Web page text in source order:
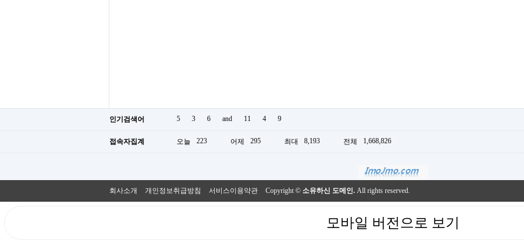
인기검색어 5 3 6 and 11 4 9
접속자집계 오늘 223 어제 295 최대 8,193 전체 1,668,826
회사소개 개인정보취급방침 서비스이용약관 Copyright © 소유하신 도메인. All rights reserved.
모바일 버전으로 보기